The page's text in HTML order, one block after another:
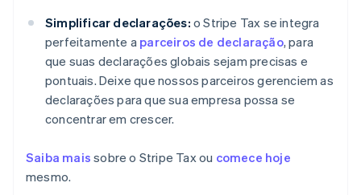
Simplificar declarações: o Stripe Tax se integra
perfeitamente a parceiros de declaração, para
que suas declarações globais sejam precisas e
pontuais. Deixe que nossos parceiros gerenciem as
declarações para que sua empresa possa se
concentrar em crescer.
Saiba mais sobre o Stripe Tax ou comece hoje
mesmo.